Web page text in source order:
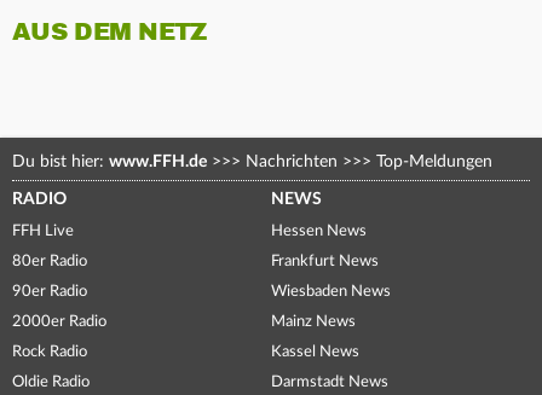
AUS DEM NETZ
Du bist hier: www.FFH.de >>> Nachrichten >>> Top-Meldungen
RADIO
FFH Live
80er Radio
90er Radio
2000er Radio
Rock Radio
Oldie Radio
NEWS
Hessen News
Frankfurt News
Wiesbaden News
Mainz News
Kassel News
Darmstadt News